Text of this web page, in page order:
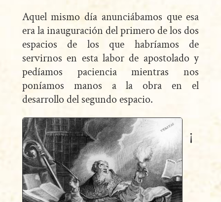
Aquel mismo día anunciábamos que esa
era la inauguración del primero de los dos
espacios de los que habríamos de
servirnos en esta labor de apostolado y
pedíamos paciencia mientras nos
poníamos manos a la obra en el
desarrollo del segundo espacio.
¡